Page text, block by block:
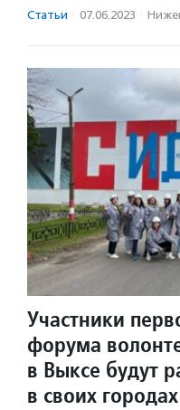
Статьи · 07.06.2023 ·
Участники
форума
в Выксе будут
в своих городах